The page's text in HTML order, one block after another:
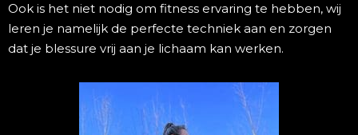
Ook is het niet nodig om fitness ervaring te hebben, wij
leren je namelijk de perfecte techniek aan en zorgen
dat je blessure vrij aan je lichaam kan werken.